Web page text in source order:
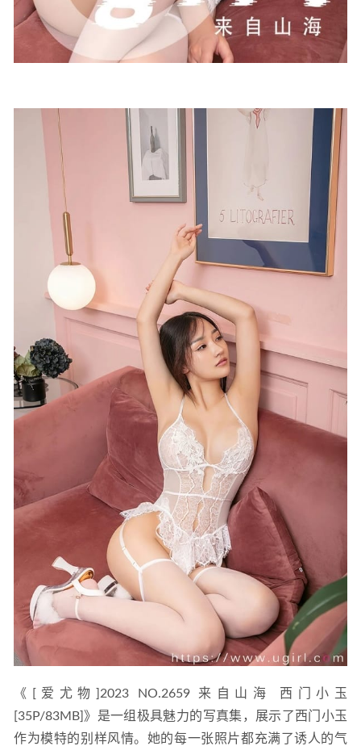
《[爱尤物]2023 NO.2659 来自山海 西门小玉
[35P/83MB]》是一组极具魅力的写真集，展示了西门小玉
作为模特的别样风情。她的每一张照片都充满了诱人的气